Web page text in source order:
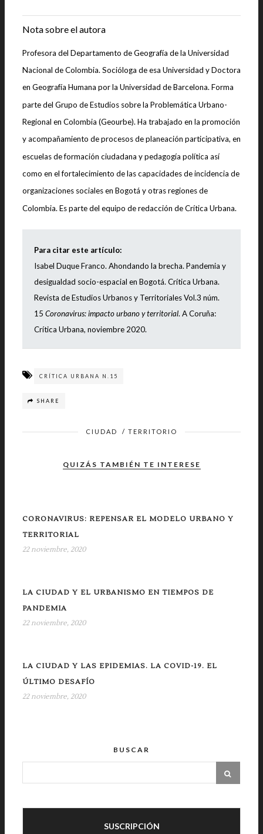
Nota sobre el autora
Profesora del Departamento de Geografía de la Universidad
Nacional de Colombia. Socióloga de esa Universidad y Doctora
en Geografía Humana por la Universidad de Barcelona. Forma
parte del Grupo de Estudios sobre la Problemática Urbano-
Regional en Colombia (Geourbe). Ha trabajado en la promoción
y acompañamiento de procesos de planeación participativa, en
escuelas de formación ciudadana y pedagogía política así
como en el fortalecimiento de las capacidades de incidencia de
organizaciones sociales en Bogotá y otras regiones de
Colombia. Es parte del equipo de redacción de Crítica Urbana.
Para citar este artículo:
Isabel Duque Franco. Ahondando la brecha. Pandemia y
desigualdad socio-espacial en Bogotá. Crítica Urbana.
Revista de Estudios Urbanos y Territoriales Vol.3 núm.
15 Coronavirus: impacto urbano y territorial. A Coruña:
Crítica Urbana, noviembre 2020.
CRÍTICA URBANA N.15
SHARE
CIUDAD / TERRITORIO
QUIZÁS TAMBIÉN TE INTERESE
CORONAVIRUS: REPENSAR EL MODELO URBANO Y
TERRITORIAL
22 noviembre, 2020
LA CIUDAD Y EL URBANISMO EN TIEMPOS DE
PANDEMIA
22 noviembre, 2020
LA CIUDAD Y LAS EPIDEMIAS. LA COVID-19. EL
ÚLTIMO DESAFÍO
22 noviembre, 2020
BUSCAR
SUSCRIPCIÓN